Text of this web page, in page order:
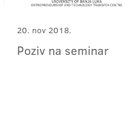
20. nov 2018.
Poziv na seminar